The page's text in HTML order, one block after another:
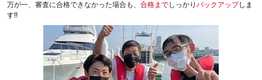
万が一、審査に合格できなかった場合も、 合格までしっかり バックアップしま
す!!